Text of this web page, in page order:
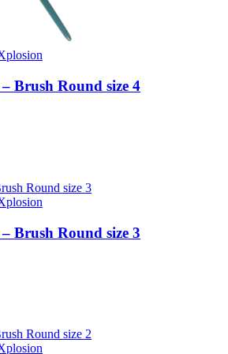
Brush Round size 4
Brush Round size 3